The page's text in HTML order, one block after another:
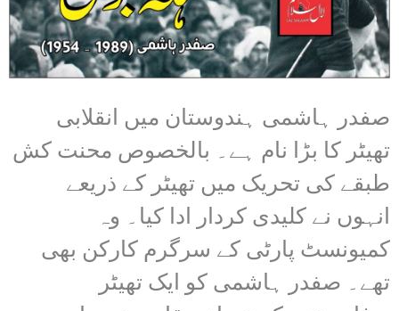
صفدر ہاشمی ہندوستان میں انقلابی
تھیٹر کا بڑا نام ہے۔ بالخصوص محنت کش
طبقے کی تحریک میں تھیٹر کے ذریعے
انہوں نے کلیدی کردار ادا کیا۔ وہ
کمیونسٹ پارٹی کے سرگرم کارکن بھی
تھے۔ صفدر ہاشمی کو ایک تھیٹر